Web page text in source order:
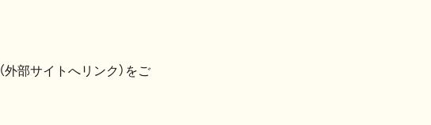
（外部サイトへリンク）をご